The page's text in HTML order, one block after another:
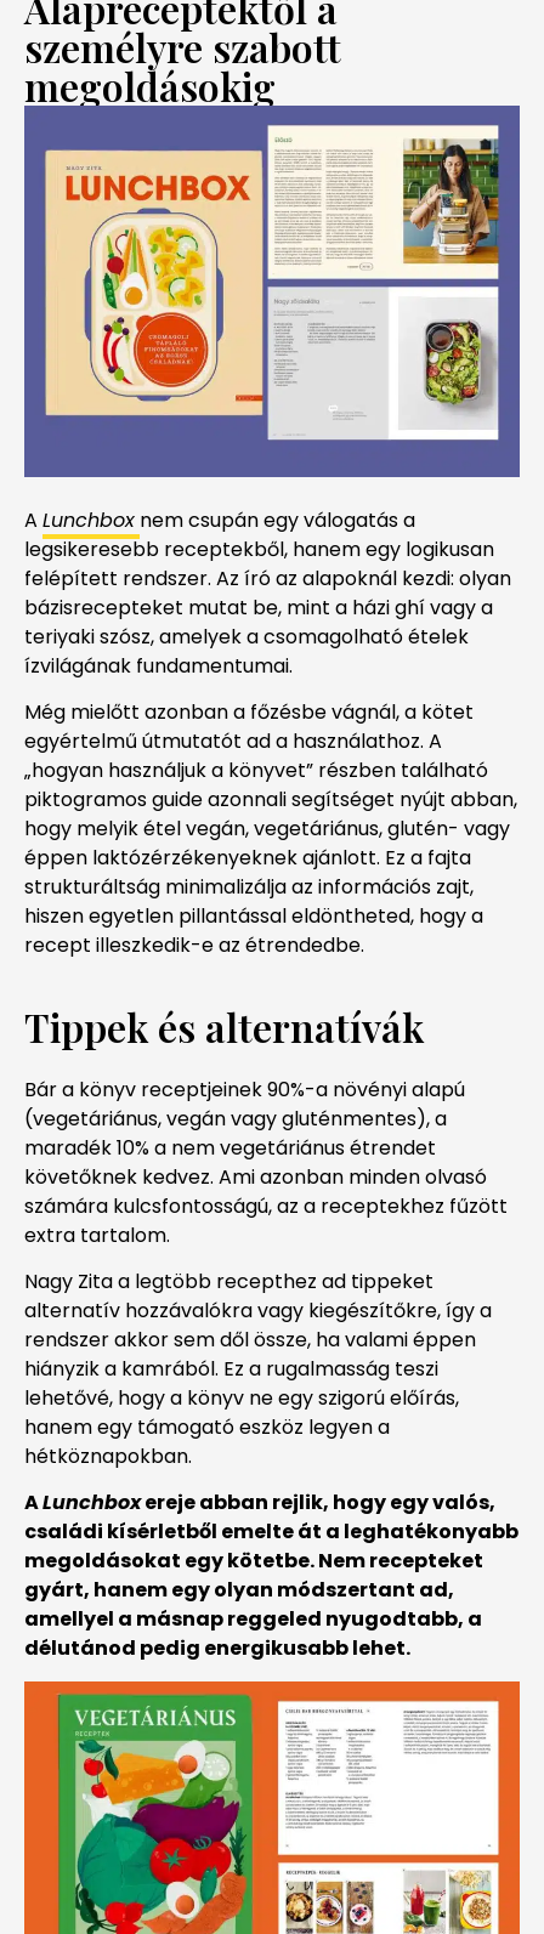
személyre szabott
megoldásokig
A Lunchbox nem csupán egy válogatás a
legsikeresebb receptekből, hanem egy logikusan
felépített rendszer. Az író az alapoknál kezdi: olyan
bázisrecepteket mutat be, mint a házi ghí vagy a
teriyaki szósz, amelyek a csomagolható ételek
ízvilágának fundamentumai.
Még mielőtt azonban a főzésbe vágnál, a kötet
egyértelmű útmutatót ad a használathoz. A
„hogyan használjuk a könyvet” részben található
piktogramos guide azonnali segítséget nyújt abban,
hogy melyik étel vegán, vegetáriánus, glutén- vagy
éppen laktózérzékenyeknek ajánlott. Ez a fajta
strukturáltság minimalizálja az információs zajt,
hiszen egyetlen pillantással eldöntheted, hogy a
recept illeszkedik-e az étrendedbe.
Tippek és alternatívák
Bár a könyv receptjeinek 90%-a növényi alapú
(vegetáriánus, vegán vagy gluténmentes), a
maradék 10% a nem vegetáriánus étrendet
követőknek kedvez. Ami azonban minden olvasó
számára kulcsfontosságú, az a receptekhez fűzött
extra tartalom.
Nagy Zita a legtöbb recepthez ad tippeket
alternatív hozzávalókra vagy kiegészítőkre, így a
rendszer akkor sem dől össze, ha valami éppen
hiányzik a kamrából. Ez a rugalmasság teszi
lehetővé, hogy a könyv ne egy szigorú előírás,
hanem egy támogató eszköz legyen a
hétköznapokban.
ALunchboxereje abban rejlik, hogy egy valós,
családi kísérletből emelte át a leghatékonyabb
megoldásokat egy kötetbe. Nem recepteket
gyárt, hanem egy olyan módszertant ad,
amellyel a másnap reggeled nyugodtabb, a
délutánod pedig energikusabb lehet.